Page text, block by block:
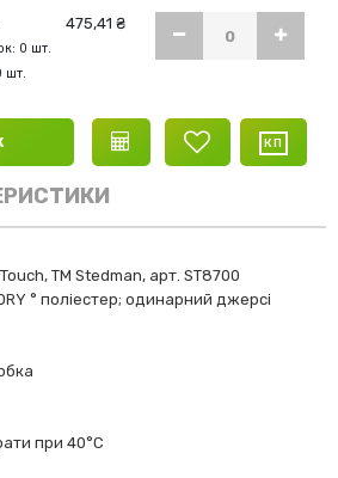
0 шт.
шт.
475,41 ₴
ТМ Stedman, арт. ST8700
° поліестер; одинарний джерсі
при 40°C